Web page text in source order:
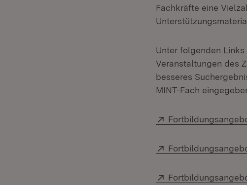
Fachkräfte eine
Unter folgenden
Veranstaltungen des
besseres
MINT-Fach
Extern:
Extern:
Extern: